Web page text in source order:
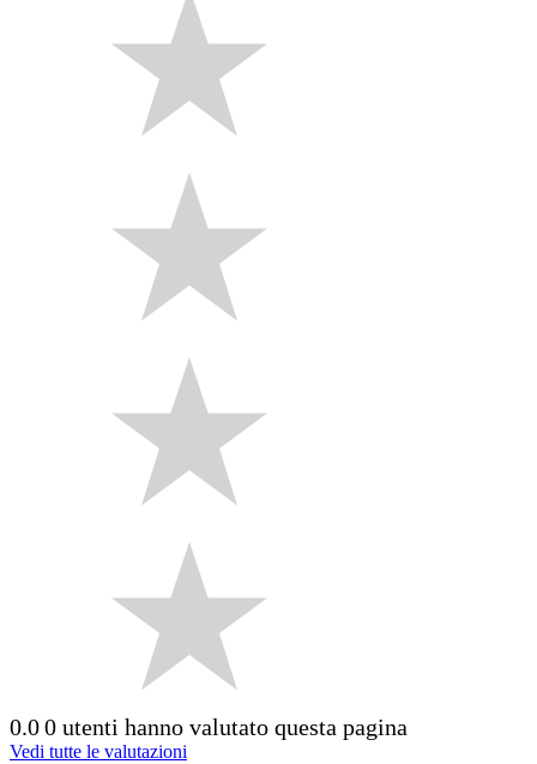
0.00 utenti hanno valutato questa pagina
Vedi tutte le valutazioni